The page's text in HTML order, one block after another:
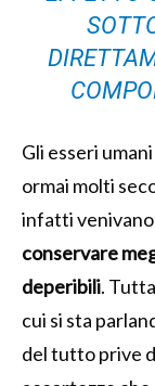
Gli esseri
ormai molti
infatti
conservare
deperibili.
cui si sta
del tutto prive